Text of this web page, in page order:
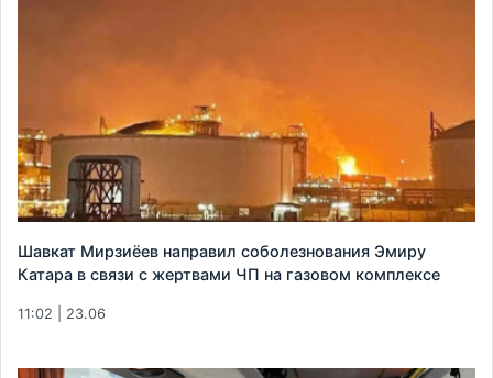
Шавкат Мирзиёев направил соболезнования Эмиру
Катара в связи с жертвами ЧП на газовом комплексе
11:02 | 23.06